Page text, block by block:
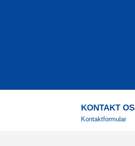
KONTAKT OS
Kontaktformular